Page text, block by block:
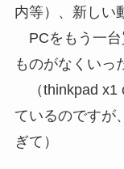
内等）、新しい
PCをもう一台
ものがなくいっ
（thinkpad x1
ているのですが
ぎて）